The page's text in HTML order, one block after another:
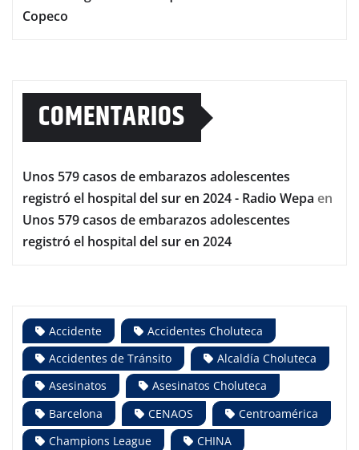
Copeco
COMENTARIOS
Unos 579 casos de embarazos adolescentes
registró el hospital del sur en 2024 - Radio Wepa en
Unos 579 casos de embarazos adolescentes
registró el hospital del sur en 2024
Accidente
Accidentes Choluteca
Accidentes de Tránsito
Alcaldía Choluteca
Asesinatos
Asesinatos Choluteca
Barcelona
CENAOS
Centroamérica
Champions League
CHINA